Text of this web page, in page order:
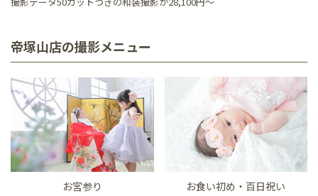
帝塚山店の撮影メニュー
お宮参り お食い初め・百日祝い